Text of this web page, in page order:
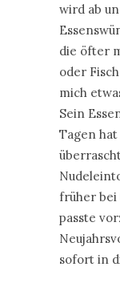
wird ab
die öfter
oder
mich
Sein
Tagen
früher bei
passte
sofort in